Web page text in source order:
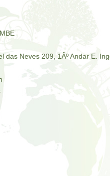
das Neves 209, 1Âº Andar E.